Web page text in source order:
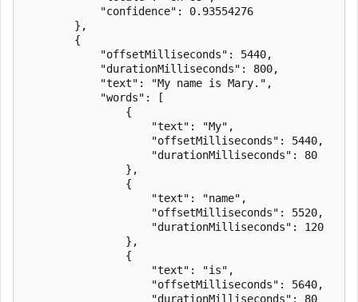
            "confidence": 0.93554276
        },
        {
            "offsetMilliseconds": 5440,
            "durationMilliseconds": 800,
            "text": "My name is Mary.",
            "words": [
                {
                    "text": "My",
                    "offsetMilliseconds": 5440,
                    "durationMilliseconds": 80
                },
                {
                    "text": "name",
                    "offsetMilliseconds": 5520,
                    "durationMilliseconds": 120
                },
                {
                    "text": "is",
                    "offsetMilliseconds": 5640,
                    "durationMilliseconds": 80